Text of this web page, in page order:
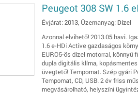
Peugeot 308 SW 1.6
Évjárat:2013, Üzemanyag: Dízel
Azonnal elvihető! 2013.05 havi.
1.6 e-HDi Active gazdaságos
EURO5-ös dízel motorral, könnyű
dupla digitális klíma,
üvegtető! Tempomat. Szép gyári
Tempomat, CD, USB. 2 év friss
megvásárolható, helyszíni